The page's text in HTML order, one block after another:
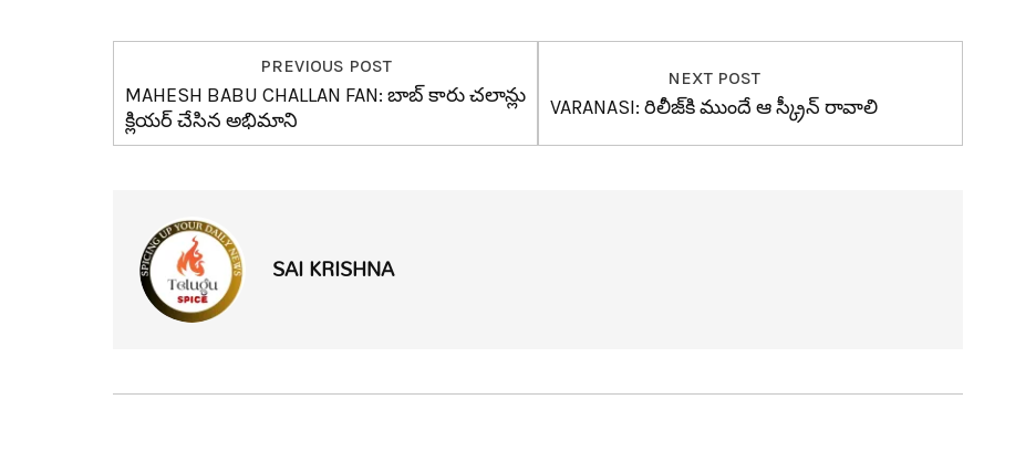
PREVIOUS POST
MAHESH BABU CHALLAN FAN: బాబ్ కారు చ‌లాన్లు
క్లియ‌ర్ చేసిన అభిమాని
NEXT POST
VARANASI: రిలీజ్‌కి ముందే ఆ స్క్రీన్ రావాలి
SAI KRISHNA